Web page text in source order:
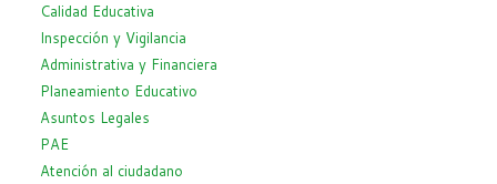
Calidad Educativa
Inspección y Vigilancia
Administrativa y Financiera
Planeamiento Educativo
Asuntos Legales
PAE
Atención al ciudadano